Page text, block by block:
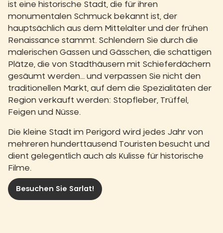
ist eine historische Stadt, die für ihren
monumentalen Schmuck bekannt ist, der
hauptsächlich aus dem Mittelalter und der frühen
Renaissance stammt. Schlendern Sie durch die
malerischen Gassen und Gässchen, die schattigen
Plätze, die von Stadthäusern mit Schieferdächern
gesäumt werden... und verpassen Sie nicht den
traditionellen Markt, auf dem die Spezialitäten der
Region verkauft werden: Stopfleber, Trüffel,
Feigen und Nüsse.
Die kleine Stadt im Perigord wird jedes Jahr von
mehreren hunderttausend Touristen besucht und
dient gelegentlich auch als Kulisse für historische
Filme.
Besuchen Sie Sarlat!